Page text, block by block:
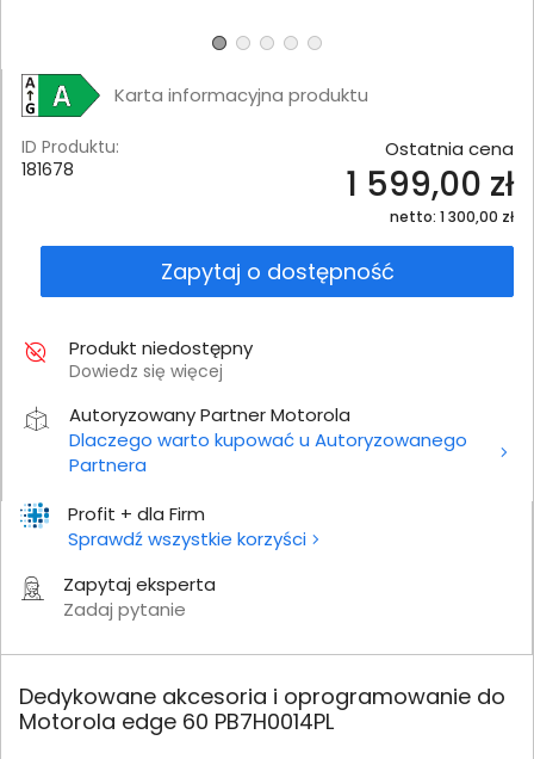
Profit + dla Firm
Sprawdź wszystkie korzyści
Zapytaj eksperta
Zadaj pytanie
Karta informacyjna produktu
ID Produktu:
181678
Ostatnia cena
1 599,00 zł
netto: 1 300,00 zł
Zapytaj o dostępność
Produkt niedostępny
Dowiedz się więcej
Autoryzowany Partner Motorola
Dlaczego warto kupować u Autoryzowanego
Partnera
Dedykowane akcesoria i oprogramowanie do
Motorola edge 60 PB7H0014PL